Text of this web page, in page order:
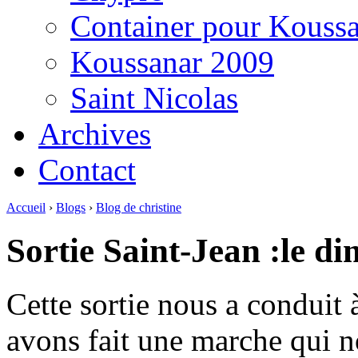
Container pour
Koussanar 2009
Saint Nicolas
Archives
Contact
Accueil › Blogs › Blog de christine
Sortie Saint-Jean :le
Cette sortie nous a conduit
avons fait une marche qui